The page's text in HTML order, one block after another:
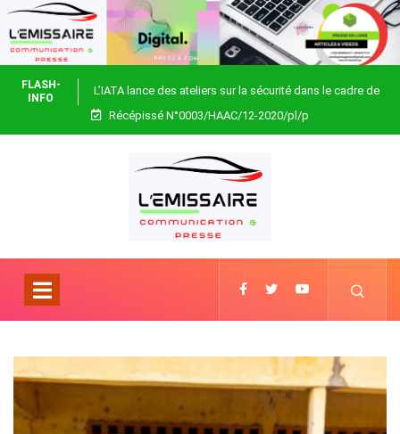
FLASH-
INFO
L’IATA lance des ateliers sur la sécurité dans le cadre de
Focus Africa
Récépissé N°0003/HAAC/12-2020/pl/p